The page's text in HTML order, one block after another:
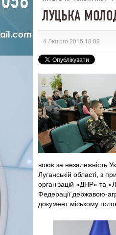
ЛУЦЬКА
4 Лютого 2015 18:09
воює за незалежність
Луганській області, з
організацій «ДНР» та
Федерації державою-
документ міському